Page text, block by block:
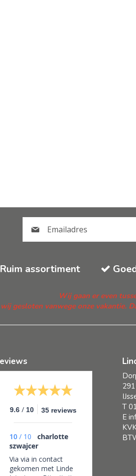
Ruim assortiment
Wij gaan er even
gesloten vanwege onze vakantie.
9.6 / 10 35 reviews
10 / 10
charlotte
szwajcer
Via via in contact
gekomen met Linde
T
E